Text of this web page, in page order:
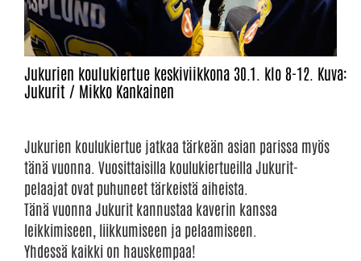
Jukurien koulukiertue keskiviikkona 30.1. klo 8-12. Kuva:
Jukurit / Mikko Kankainen
Jukurien koulukiertue jatkaa tärkeän asian parissa myös
tänä vuonna. Vuosittaisilla koulukiertueilla Jukurit-
pelaajat ovat puhuneet tärkeistä aiheista.
Tänä vuonna Jukurit kannustaa kaverin kanssa
leikkimiseen, liikkumiseen ja pelaamiseen.
Yhdessä kaikki on hauskempaa!